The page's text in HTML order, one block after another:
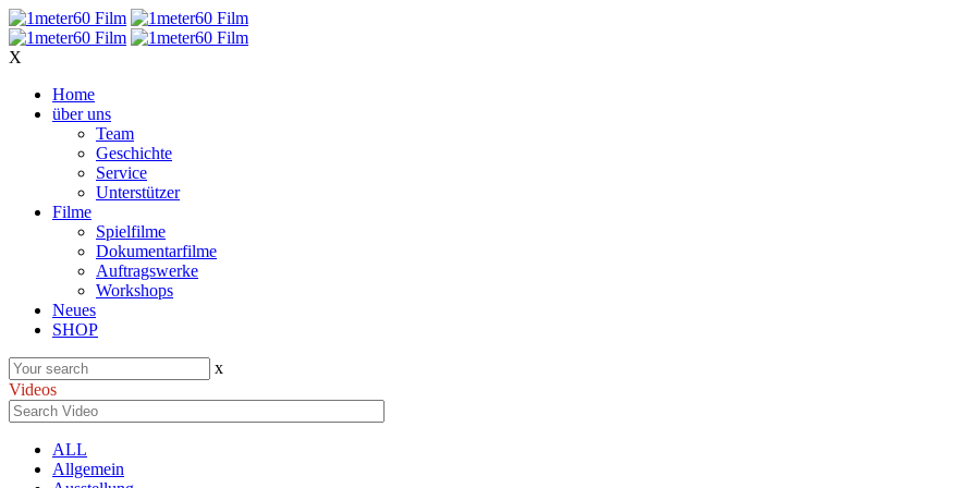
X
Home
über uns
Team
Geschichte
Service
Unterstützer
Filme
Spielfilme
Dokumentarfilme
Auftragswerke
Workshops
Neues
SHOP
x
Videos
ALL
Allgemein